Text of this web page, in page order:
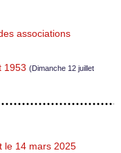
associations
1953 (Dimanche 12 juillet
le 14 mars 2025